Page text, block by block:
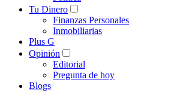
Tu Dinero
Finanzas Personales
Inmobiliarias
Plus G
Opinión
Editorial
Pregunta de hoy
Blogs